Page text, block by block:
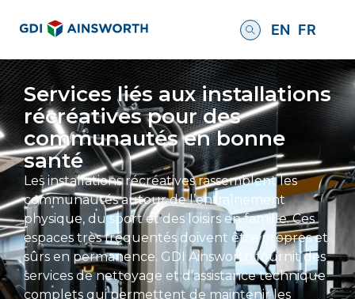
EN FR
Services liés aux installations
récréatives pour des
communautés en bonne
santé
Les installations récréatives rassemblent les
communautés autour de l’entraînement
physique, du sport et des loisirs en famille. Ces
espaces très fréquentés doivent être propres et
sûrs en permanence. GDI Ainsworth fournit des
services de nettoyage et d’assistance technique
complets qui permettent de maintenir les